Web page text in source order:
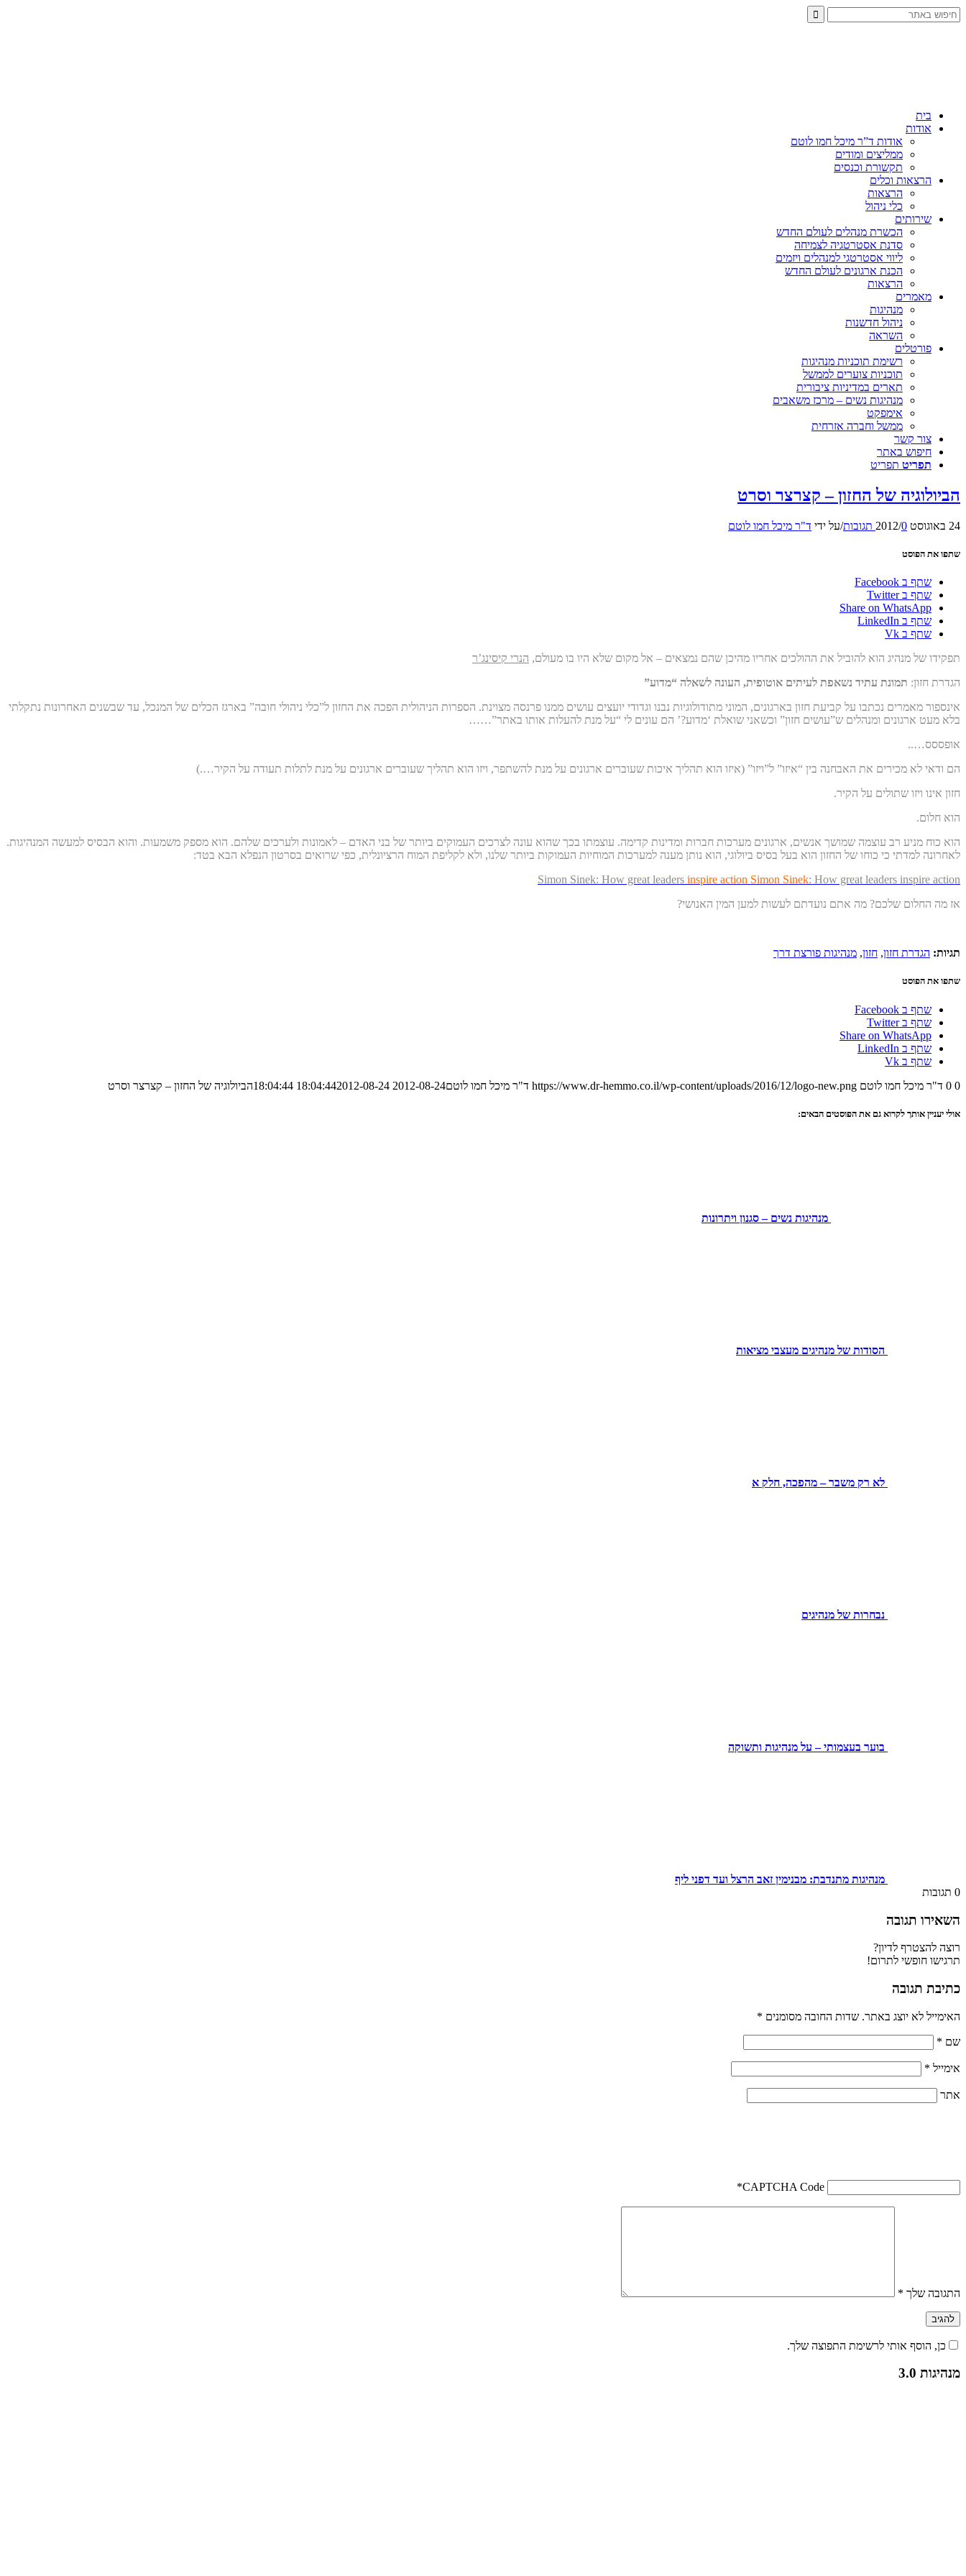
בית
אודות
אודות ד”ר מיכל חמו לוטם
ממליצים ומודים
תקשורת וכנסים
הרצאות וכלים
הרצאות
כלי ניהול
שירותים
הכשרת מנהלים לעולם החדש
סדנת אסטרטגיה לצמיחה
ליווי אסטרטגי למנהלים ויזמים
הכנת ארגונים לעולם החדש
הרצאות
מאמרים
מנהיגות
ניהול חדשנות
השראה
פורטלים
רשימת תוכניות מנהיגות
תוכניות צוערים לממשל
תארים במדיניות ציבורית
מנהיגות נשים – מרכז משאבים
אימפקט
ממשל וחברה אזרחית
צור קשר
חיפוש באתר
תפריט תפריט
הביולוגיה של החזון – קצרצר וסרט
24 באוגוסט 2012 /0 תגובות /על ידי ד"ר מיכל חמו לוטם
שתפו את הפוסט
שתף ב Facebook
שתף ב Twitter
Share on WhatsApp
שתף ב LinkedIn
שתף ב Vk
תפקידו של מנהיג הוא להוביל את ההולכים אחריו מהיכן שהם נמצאים – אל מקום שלא היו בו מעולם, הנרי קיסינג’ר
הגדרת חזון: תמונת עתיד נשאפת לעיתים אוטופית, העונה לשאלה “מדוע”
אינספור מאמרים נכתבו על קביעת חזון בארגונים, המוני מתודולוגיות נבנו וגדודי יועצים עושים ממנו פרנסה מצוינת. הספרות הניהולית הפכה את החזון ל”כלי ניהולי חובה” בארגז הכלים של המנכל, עד שבשנים האחרונות נתקלתי
בלא מעט ארגונים ומנהלים ש”עושים חזון” וכשאני שואלת ‘מדוע?’ הם עונים לי “על מנת להעלות אותו באתר”……
אופססס…..
הם ודאי לא מכירים את האבחנה בין “איזו” ל”ויזו” (איזו הוא תהליך איכות שעוברים ארגונים על מנת להשתפר, ויזו הוא תהליך שעוברים ארגונים על מנת לתלות תעודה על הקיר….)
חזון אינו ויזו שתולים על הקיר.
הוא חלום.
הוא כוח מניע רב עוצמה שמושך אנשים, ארגונים מערכות חברות ומדינות קדימה. עוצמתו בכך שהוא עונה לצרכים העמוקים ביותר של בני האדם – לאמונות ולערכים שלהם. הוא מספק משמעות. והוא הבסיס למעשה המנהיגות.
לאחרונה למדתי כי כוחו של החזון הוא בעל בסיס ביולוגי, הוא נותן מענה למערכות המוחיות העמוקות ביותר שלנו, ולא לקליפת המוח הרציונלית, כפי שרואים בסרטון הנפלא הבא בטד:
Simon Sinek: How great leaders inspire action Simon Sinek: How great leaders inspire action
אז מה החלום שלכם? מה אתם נועדתם לעשות למען המין האנושי?
תגיות: הגדרת חזון, חזון, מנהיגות פורצת דרך
שתפו את הפוסט
שתף ב Facebook
שתף ב Twitter
Share on WhatsApp
שתף ב LinkedIn
שתף ב Vk
0
0 ד"ר מיכל חמו לוטם https://www.dr-hemmo.co.il/wp-content/uploads/2016/12/logo-new.png ד"ר מיכל חמו לוטם2012-08-24 18:04:44
2012-08-24 18:04:44 הביולוגיה של החזון – קצרצר וסרט
אולי יעניין אותך לקרוא גם את הפוסטים הבאים:
מנהיגות נשים – סגנון ויתרונות
הסודות של מנהיגים מעצבי מציאות
לא רק משבר – מהפכה, חלק א
נבחרות של מנהיגים
בוער בעצמותי – על מנהיגות ותשוקה
מנהיגות מתנדבת: מבנימין זאב הרצל ועד דפני ליף
0 תגובות
השאירו תגובה
רוצה להצטרף לדיון?
תרגישו חופשי לתרום!
כתיבת תגובה
האימייל לא יוצג באתר. שדות החובה מסומנים *
שם *
אימייל *
אתר
CAPTCHA Code
*
התגובה שלך *
כן, הוסף אותי לרשימת התפוצה שלך.
מנהיגות 3.0